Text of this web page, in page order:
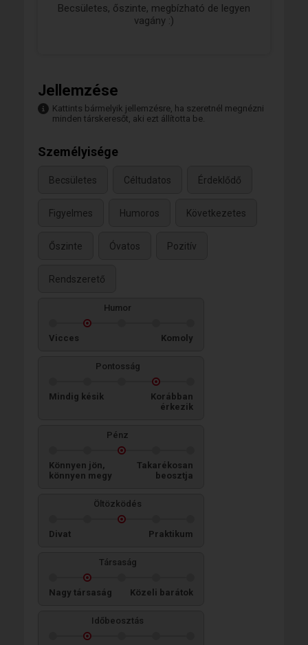
Becsületes, őszinte, megbízható de legyen
vagány :)
Jellemzése
Kattints bármelyik jellemzésre, ha szeretnél megnézni
minden társkeresőt, aki ezt állította be.
Személyisége
Becsületes Céltudatos Érdeklődő
Figyelmes Humoros Következetes
Őszinte Óvatos Pozitív
Rendszerető
Humor
Vicces Komoly
Pontosság
Mindig késik
Korábban
érkezik
Pénz
Könnyen jön,
könnyen megy
Takarékosan
beosztja
Öltözködés
Divat Praktikum
Társaság
Nagy társaság Közeli barátok
Időbeosztás